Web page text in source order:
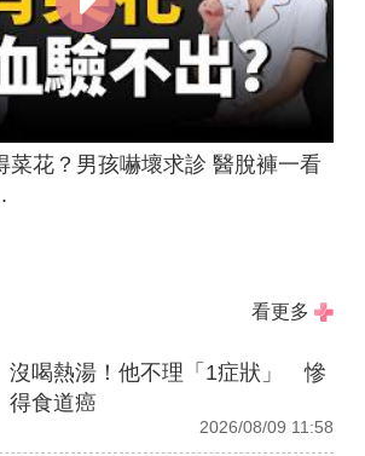
菜花？男孩嚇壞求診 醫脫褲一看
看更多
沒喝熱湯！他不理「1症狀」 慘
得食道癌
2026/08/09 11:58